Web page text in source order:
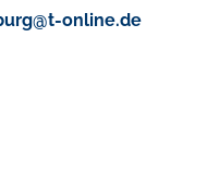
online.de